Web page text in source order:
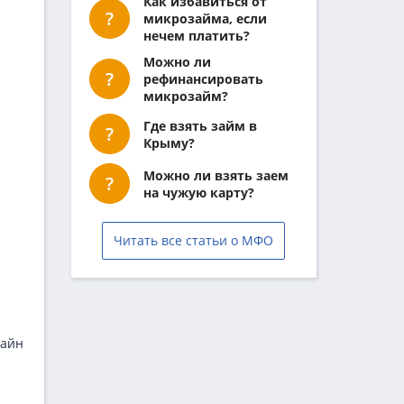
микрозайма, если
нечем платить?
Можно ли
рефинансировать
микрозайм?
Где взять займ в
Крыму?
Можно ли взять заем
на чужую карту?
Читать все статьи о МФО